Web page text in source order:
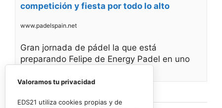
competición y fiesta por todo lo alto
www.padelspain.net
Gran jornada de pádel la que está
preparando Felipe de Energy Padel en uno
Valoramos tu privacidad
EDS21 utiliza cookies propias y de